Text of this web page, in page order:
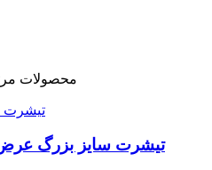
محصولات
تیشرت سایز بزرگ عرض 65 و 70 و 75